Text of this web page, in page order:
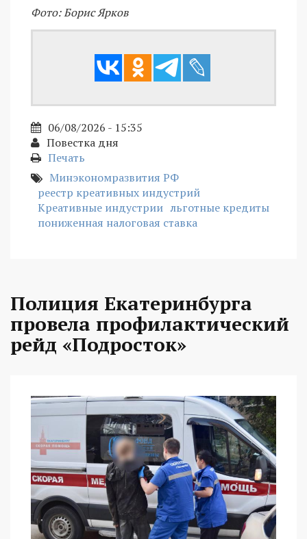
Фото: Борис Ярков
06/08/2026 - 15:35
Повестка дня
Печать
Минэкономразвития РФ
реестр креативных индустрий
Креативные индустрии льготные кредиты
пониженная налоговая ставка
Полиция Екатеринбурга
провела профилактический
рейд «Подросток»